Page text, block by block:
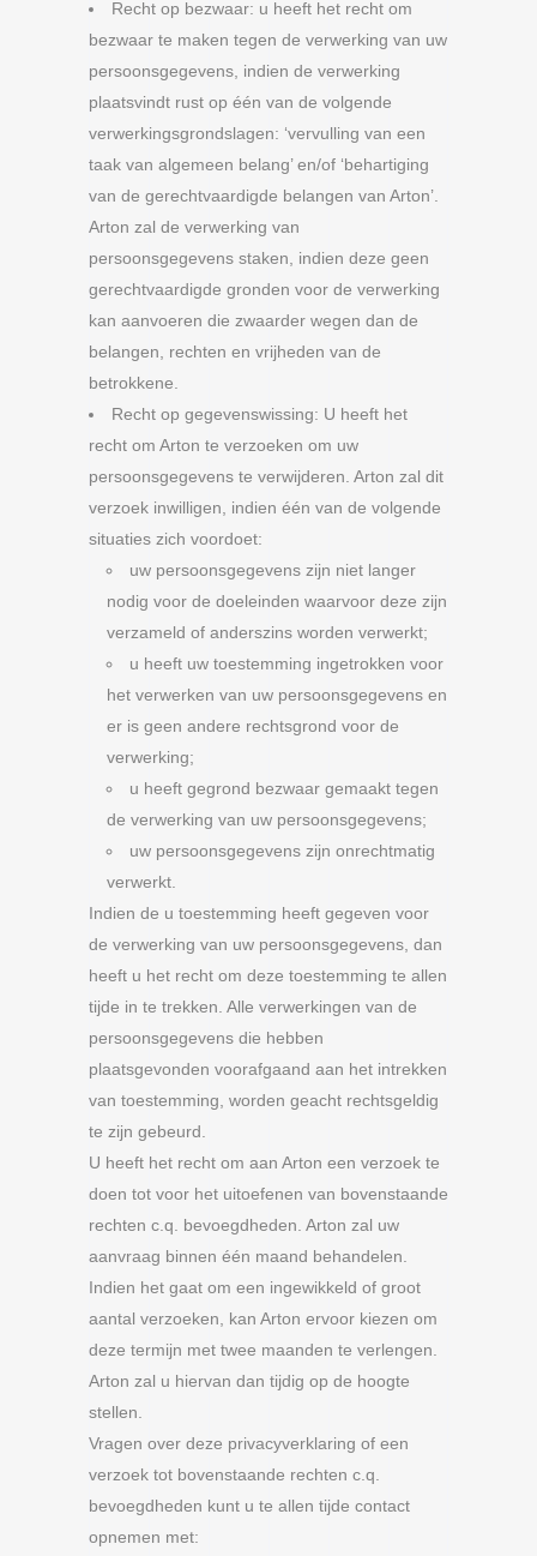
Recht op bezwaar: u heeft het recht om
bezwaar te maken tegen de verwerking van uw
persoonsgegevens, indien de verwerking
plaatsvindt rust op één van de volgende
verwerkingsgrondslagen: ‘vervulling van een
taak van algemeen belang’ en/of ‘behartiging
van de gerechtvaardigde belangen van Arton’.
Arton zal de verwerking van
persoonsgegevens staken, indien deze geen
gerechtvaardigde gronden voor de verwerking
kan aanvoeren die zwaarder wegen dan de
belangen, rechten en vrijheden van de
betrokkene.
Recht op gegevenswissing: U heeft het
recht om Arton te verzoeken om uw
persoonsgegevens te verwijderen. Arton zal dit
verzoek inwilligen, indien één van de volgende
situaties zich voordoet:
uw persoonsgegevens zijn niet langer
nodig voor de doeleinden waarvoor deze zijn
verzameld of anderszins worden verwerkt;
u heeft uw toestemming ingetrokken voor
het verwerken van uw persoonsgegevens en
er is geen andere rechtsgrond voor de
verwerking;
u heeft gegrond bezwaar gemaakt tegen
de verwerking van uw persoonsgegevens;
uw persoonsgegevens zijn onrechtmatig
verwerkt.
Indien de u toestemming heeft gegeven voor
de verwerking van uw persoonsgegevens, dan
heeft u het recht om deze toestemming te allen
tijde in te trekken. Alle verwerkingen van de
persoonsgegevens die hebben
plaatsgevonden voorafgaand aan het intrekken
van toestemming, worden geacht rechtsgeldig
te zijn gebeurd.
U heeft het recht om aan Arton een verzoek te
doen tot voor het uitoefenen van bovenstaande
rechten c.q. bevoegdheden. Arton zal uw
aanvraag binnen één maand behandelen.
Indien het gaat om een ingewikkeld of groot
aantal verzoeken, kan Arton ervoor kiezen om
deze termijn met twee maanden te verlengen.
Arton zal u hiervan dan tijdig op de hoogte
stellen.
Vragen over deze privacyverklaring of een
verzoek tot bovenstaande rechten c.q.
bevoegdheden kunt u te allen tijde contact
opnemen met: